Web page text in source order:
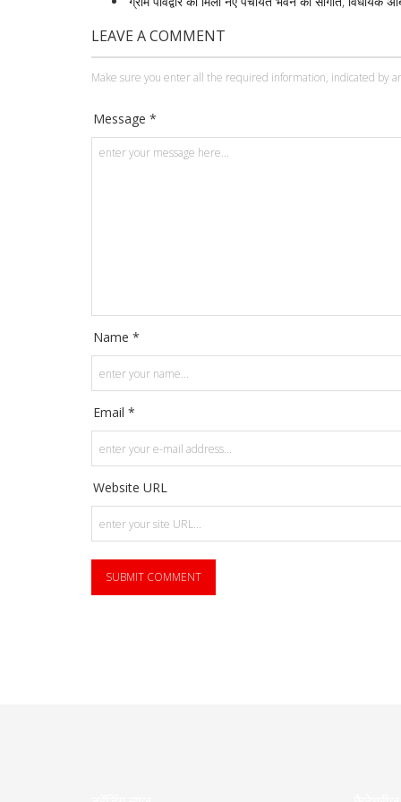
LEAVE A COMMENT
Make sure you enter all the required information, indicated by
Message *
Name *
Email *
Website URL